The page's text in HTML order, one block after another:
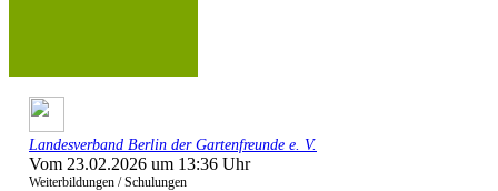
Landesverband Berlin der Gartenfreunde e. V.
Vom 23.02.2026 um 13:36 Uhr
Weiterbildungen / Schulungen